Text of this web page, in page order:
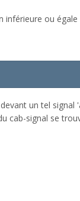
ou
un tel
cab-signal se